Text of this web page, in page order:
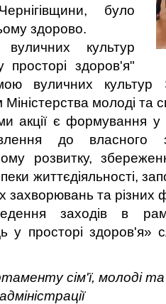
було
здорово.
вуличних культур
здоров'я"
вуличних
молоді та
акції є формування у
до власного
розвитку,
життєдіяльності,
захворювань та різних
заходів в
у просторі здоров'я»
сім'ї, молоді